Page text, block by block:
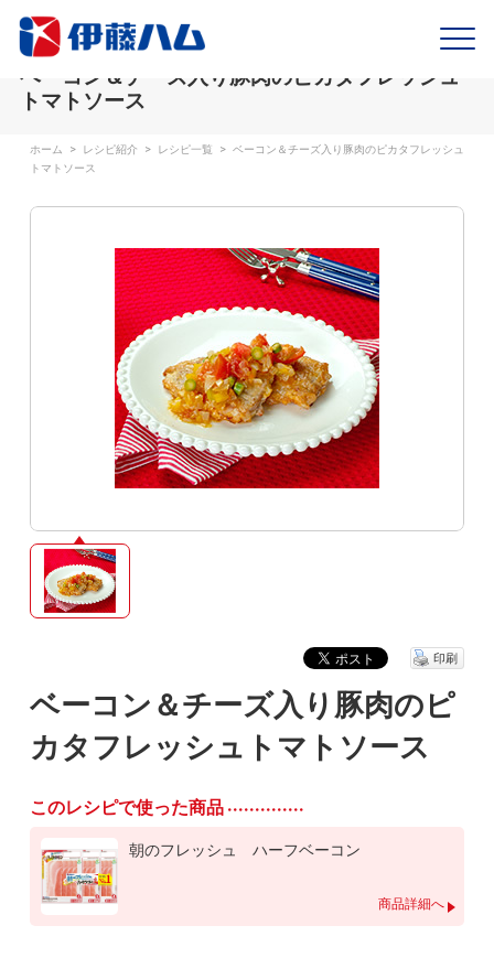
ベーコン＆チーズ入り豚肉のピカタフレッシュ
トマトソース
ホーム > レシピ紹介 > レシピ一覧 > ベーコン＆チーズ入り豚肉のピカタフレッシュ
トマトソース
ベーコン＆チーズ入り豚肉のピ
カタフレッシュトマトソース
印刷
このレシピで使った商品
朝のフレッシュ ハーフベーコン
商品詳細へ